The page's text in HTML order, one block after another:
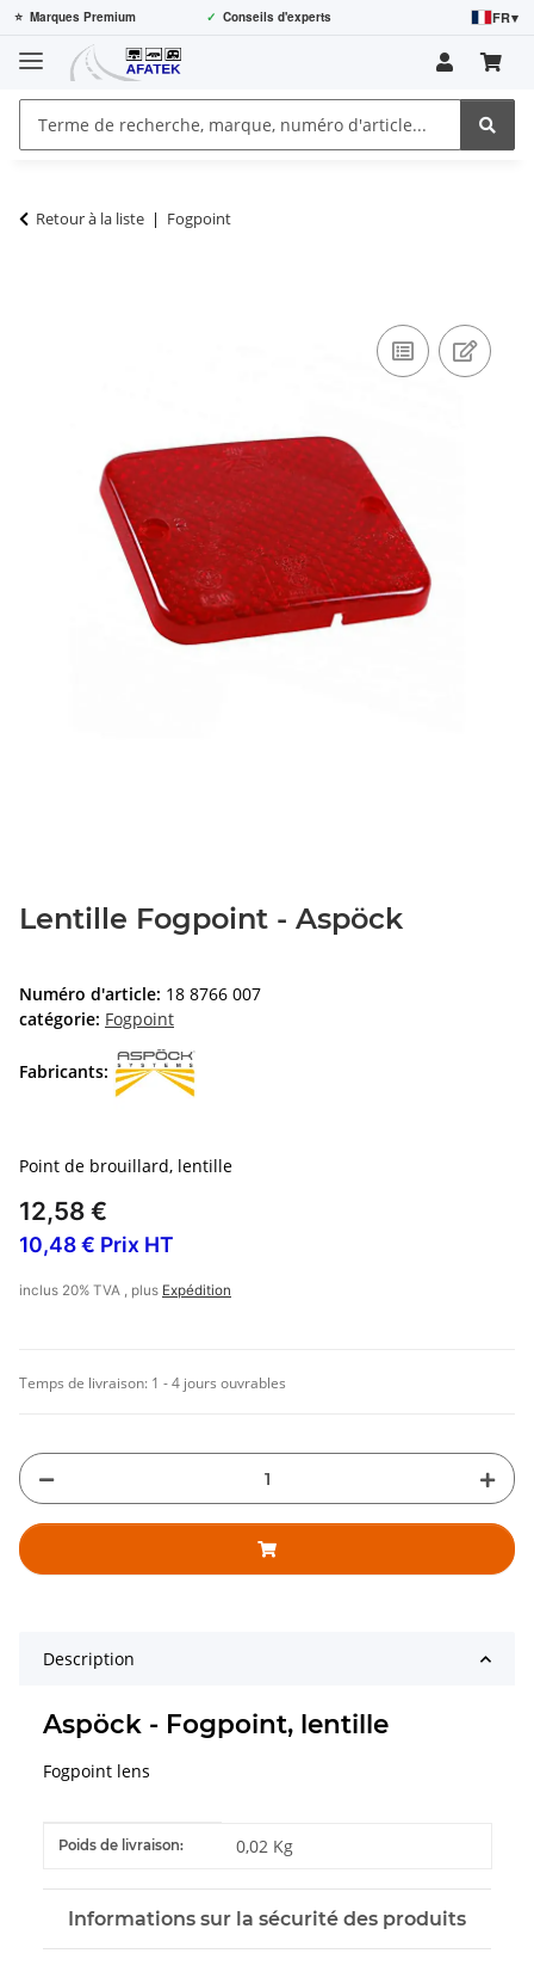
⭐ Marques Premium ✓ Conseils d'experts FR▾
Retour à la liste Fogpoint
Lentille Fogpoint - Aspöck
Numéro d'article: 18 8766 007
catégorie: Fogpoint
Fabricants:
Point de brouillard, lentille
12,58 €
10,48 € Prix HT
inclus 20% TVA , plus Expédition
Temps de livraison: 1 - 4 jours ouvrables
Description
Aspöck - Fogpoint, lentille
Fogpoint lens
#productDetails.itemInformation#
#productDetails.itemValue#
Poids de livraison: 0,02 Kg
Informations sur la sécurité des produits